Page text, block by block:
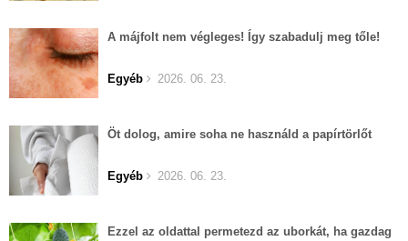
A májfolt nem végleges! Így szabadulj meg tőle!
Egyéb 2026. 06. 23.
Öt dolog, amire soha ne használd a papírtörlőt
Egyéb 2026. 06. 23.
Ezzel az oldattal permetezd az uborkát, ha gazdag